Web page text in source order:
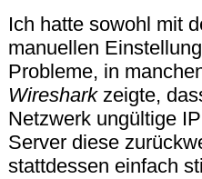
Ich hatte sowohl mit
manuellen
Probleme, in
Wiresharkzeigte,
Netzwerk ungültige
Server diese
stattdessen einfach